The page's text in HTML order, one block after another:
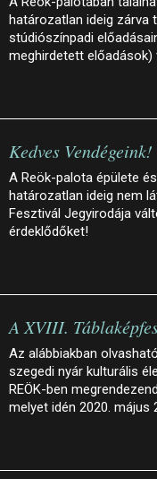
határozatlan ideig zárva
stúdiószínpadi
meghirdetett
Kedves Vendégeink!
A Reök-palota épülete
határozatlan ideig nem
Fesztivál Jegyirodája
érdeklődőket!
A XVIII.
Az alábbiakban
szegedi nyár kulturális
REÖK-ben
melyet idén 2020. május